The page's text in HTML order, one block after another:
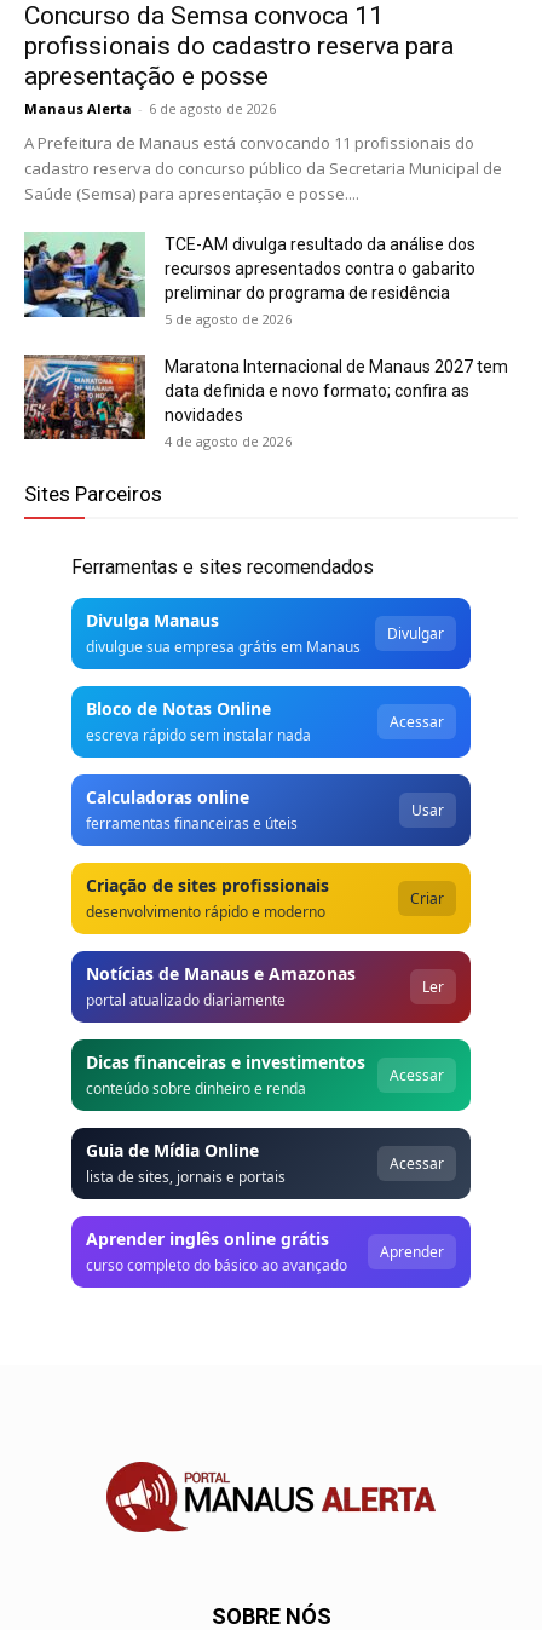
Concurso da Semsa convoca 11
profissionais do cadastro reserva para
apresentação e posse
Manaus Alerta - 6 de agosto de 2026
A Prefeitura de Manaus está convocando 11 profissionais do
cadastro reserva do concurso público da Secretaria Municipal de
Saúde (Semsa) para apresentação e posse....
TCE-AM divulga resultado da análise dos
recursos apresentados contra o gabarito
preliminar do programa de residência
5 de agosto de 2026
Maratona Internacional de Manaus 2027 tem
data definida e novo formato; confira as
novidades
4 de agosto de 2026
Sites Parceiros
Ferramentas e sites recomendados
Divulga Manaus
divulgue sua empresa grátis em Manaus
Divulgar
Bloco de Notas Online
escreva rápido sem instalar nada
Acessar
Calculadoras online
ferramentas financeiras e úteis
Usar
Criação de sites profissionais
desenvolvimento rápido e moderno
Criar
Notícias de Manaus e Amazonas
portal atualizado diariamente
Ler
Dicas financeiras e investimentos
conteúdo sobre dinheiro e renda
Acessar
Guia de Mídia Online
lista de sites, jornais e portais
Acessar
Aprender inglês online grátis
curso completo do básico ao avançado
Aprender
SOBRE NÓS